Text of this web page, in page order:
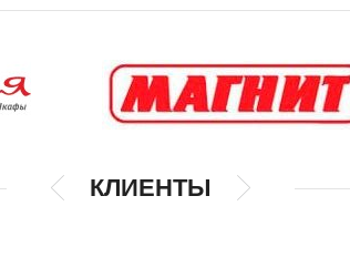
КЛИЕНТЫ